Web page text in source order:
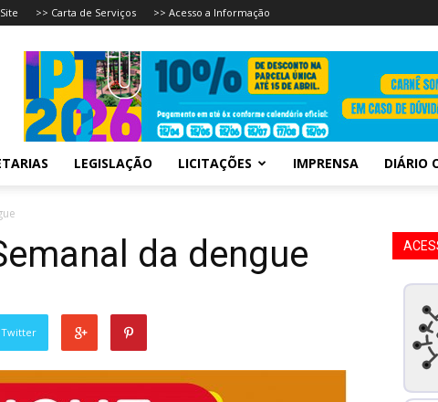
>> Carta de Serviços >> Acesso a Informação
LEGISLAÇÃO LICITAÇÕES IMPRENSA DIÁRIO
da dengue